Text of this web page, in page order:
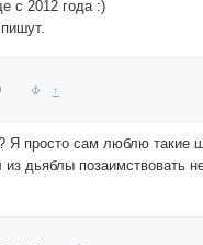
с 2012 года :)
↑
Я просто сам люблю такие
дьяблы позаимствовать